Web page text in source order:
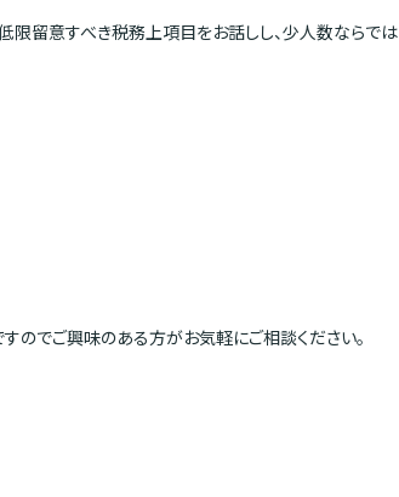
留意すべき税務上項目をお話しし、少人数ならでは
のでご興味のある方がお気軽にご相談ください。